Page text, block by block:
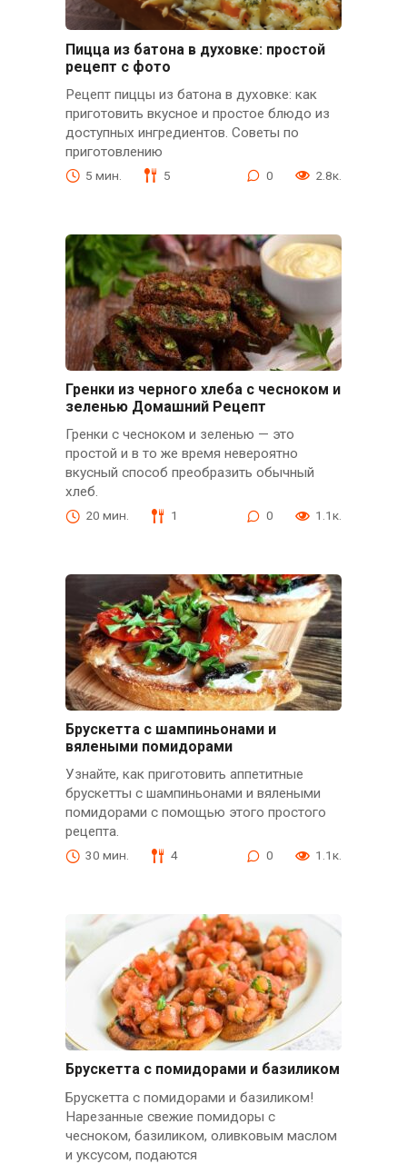
Пицца из батона в духовке: простой
рецепт с фото
Рецепт пиццы из батона в духовке: как
приготовить вкусное и простое блюдо из
доступных ингредиентов. Советы по
приготовлению
5 мин. 5 0 2.8к.
Гренки из черного хлеба с чесноком и
зеленью Домашний Рецепт
Гренки с чесноком и зеленью — это
простой и в то же время невероятно
вкусный способ преобразить обычный
хлеб.
20 мин. 1 0 1.1к.
Брускетта с шампиньонами и
вялеными помидорами
Узнайте, как приготовить аппетитные
брускетты с шампиньонами и вялеными
помидорами с помощью этого простого
рецепта.
30 мин. 4 0 1.1к.
Брускетта с помидорами и базиликом
Брускетта с помидорами и базиликом!
Нарезанные свежие помидоры с
чесноком, базиликом, оливковым маслом
и уксусом, подаются